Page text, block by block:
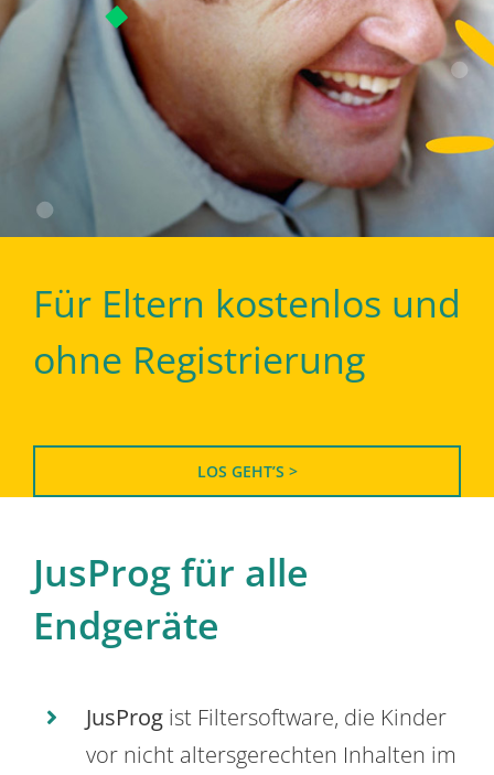
Für Eltern kostenlos und
ohne Registrierung
LOS GEHT’S >
JusProg für alle
Endgeräte
JusProg ist Filtersoftware, die Kinder
vor nicht altersgerechten Inhalten im